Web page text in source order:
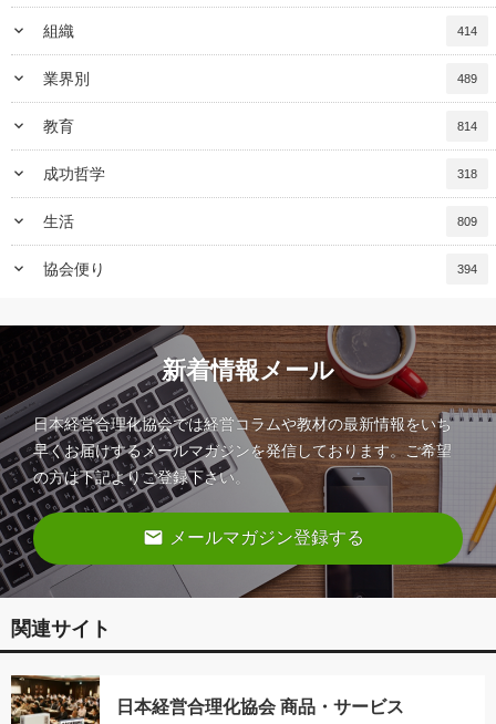
keyboard_arrow_down 組織 414
keyboard_arrow_down 業界別 489
keyboard_arrow_down 教育 814
keyboard_arrow_down 成功哲学 318
keyboard_arrow_down 生活 809
keyboard_arrow_down 協会便り 394
新着情報メール
日本経営合理化協会では経営コラムや教材の最新情報をいち
早くお届けするメールマガジンを発信しております。ご希望
の方は下記よりご登録下さい。
email メールマガジン登録する
関連サイト
日本経営合理化協会 商品・サービス